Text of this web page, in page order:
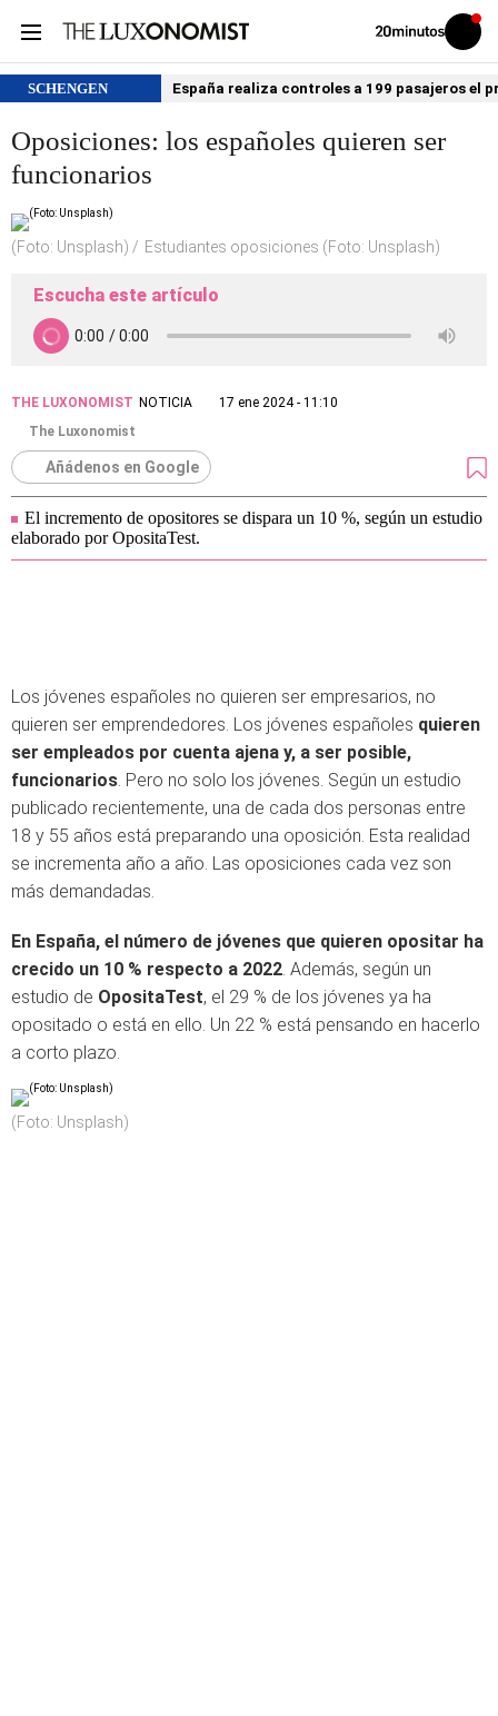
Volver
Iniciar
sesión
SCHENGEN España realiza controles a 199 pasajeros el
Oposiciones: los españoles quieren ser
funcionarios
(Foto: Unsplash) Estudiantes oposiciones (Foto: Unsplash)
Escucha este artículo
THE LUXONOMIST NOTICIA
17 ene 2024 - 11:10
The Luxonomist
Añádenos en Google
El incremento de opositores se dispara un 10 %, según un estudio
elaborado por OpositaTest.
Los jóvenes españoles no quieren ser empresarios, no
quieren ser emprendedores. Los jóvenes españoles quieren
ser empleados por cuenta ajena y, a ser posible,
funcionarios. Pero no solo los jóvenes. Según un estudio
publicado recientemente, una de cada dos personas entre
18 y 55 años está preparando una oposición. Esta realidad
se incrementa año a año. Las oposiciones cada vez son
más demandadas.
En España, el número de jóvenes que quieren opositar ha
crecido un 10 % respecto a 2022. Además, según un
estudio de OpositaTest, el 29 % de los jóvenes ya ha
opositado o está en ello. Un 22 % está pensando en hacerlo
a corto plazo.
(Foto: Unsplash)